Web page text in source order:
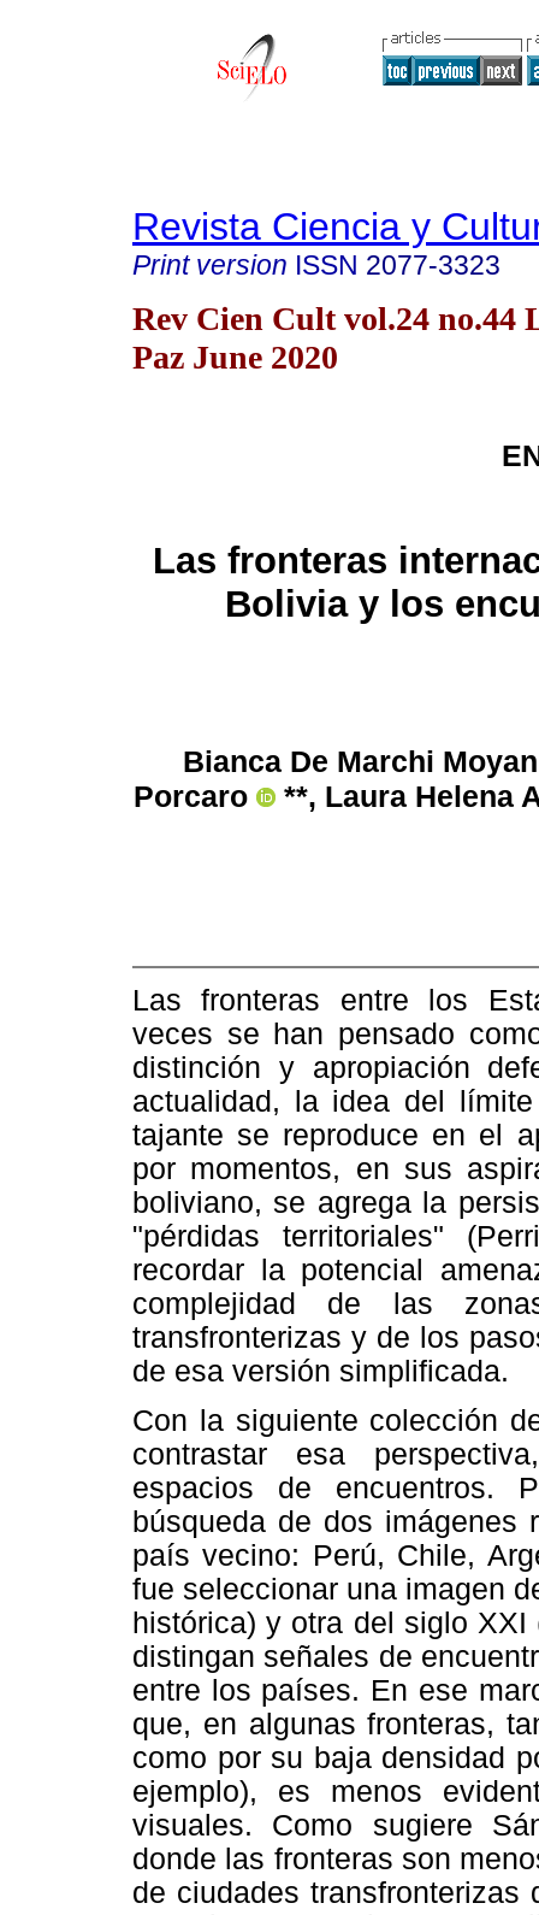
Revista Ciencia y
Print version ISSN 2077-3323
Rev Cien Cult vol.24 no.44
Paz June 2020
Las fronteras
Bolivia y los
Bianca De Marchi
Porcaro
**, Laura Helena
Las fronteras entre los
veces se han pensado
distinción y apropiación
actualidad, la idea del
tajante se reproduce en el
por momentos, en sus
boliviano, se agrega la
"pérdidas territoriales"
recordar la potencial
complejidad de las
transfronterizas y de los
de esa versión simplificada.
Con la siguiente colección
contrastar esa
espacios de encuentros.
búsqueda de dos imágenes
país vecino: Perú, Chile,
fue seleccionar una imagen
histórica) y otra del siglo
distingan señales de
entre los países. En ese
que, en algunas fronteras,
como por su baja densidad
ejemplo), es menos
visuales. Como sugiere
donde las fronteras son
de ciudades